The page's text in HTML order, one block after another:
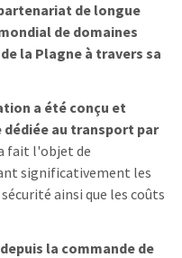
de longue
de domaines
la Plagne à travers sa
a été conçu et
dédiée au transport par
fait l'objet de
significativement les
ainsi que les coûts
la commande de